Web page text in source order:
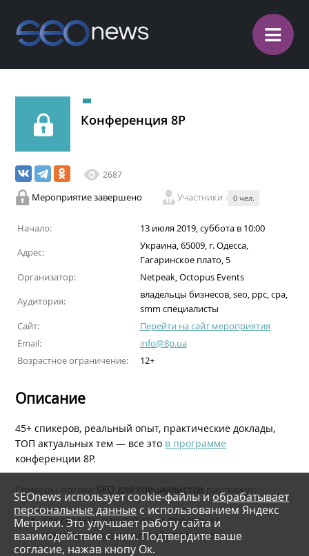
≡
Конференция 8P
2687
Мероприятие завершено Участники 0 чел.
Начало:
13 июля 2019, суббота в 10:00
Адрес:
Украина, 65009, г. Одесса,
Гагаринское плато, 5
Организатор:
Netpeak, Octopus Events
Аудитория:
владельцы бизнесов, seo, ppc, cpa,
smm специалисты
Сайт:
Перейти на сайт мероприятия
Email:
info@8p.ua
Возрастное ограничение:
12+
Описание
45+ спикеров, реальный опыт, практические доклады,
ТОП актуальных тем — все это в программе
конференции 8P.
Спикеры потока SEO для специалистов расскажут:
как создать, раскрутить и продать за
шестизначную сумму сайт под амазон;
SEOnews использует cookie-файлы иобрабатывает
персональные данные с использованием Яндекс
Метрики. Это улучшает работу сайта и
взаимодействие с ним. Подтвердите ваше
согласие, нажав кнопу Ок.